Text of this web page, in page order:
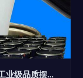
模具硅胶助力山西水泥石膏制品创意翻模，工业级品质摆件工匠优选之道